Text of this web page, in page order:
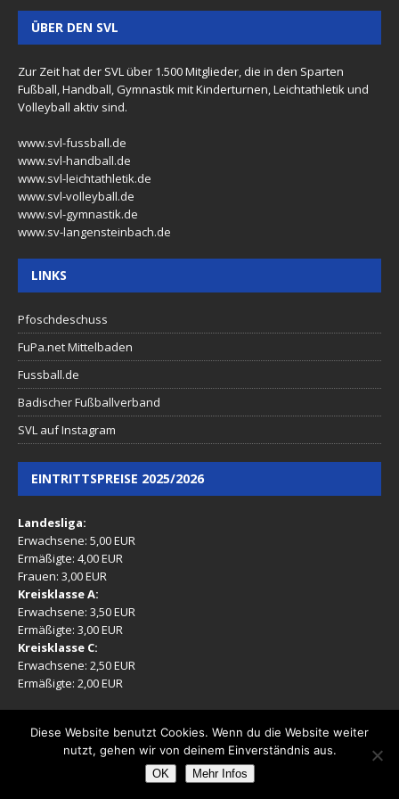
ÜBER DEN SVL
Zur Zeit hat der SVL über 1.500 Mitglieder, die in den Sparten
Fußball, Handball, Gymnastik mit Kinderturnen, Leichtathletik und
Volleyball aktiv sind.
www.svl-fussball.de
www.svl-handball.de
www.svl-leichtathletik.de
www.svl-volleyball.de
www.svl-gymnastik.de
www.sv-langensteinbach.de
LINKS
Pfoschdeschuss
FuPa.net Mittelbaden
Fussball.de
Badischer Fußballverband
SVL auf Instagram
EINTRITTSPREISE 2025/2026
Landesliga:
Erwachsene: 5,00 EUR
Ermäßigte: 4,00 EUR
Frauen: 3,00 EUR
Kreisklasse A:
Erwachsene: 3,50 EUR
Ermäßigte: 3,00 EUR
Kreisklasse C:
Erwachsene: 2,50 EUR
Ermäßigte: 2,00 EUR
SV 1899 Langensteinbach e.V.
Diese Website benutzt Cookies. Wenn du die Website weiter
nutzt, gehen wir von deinem Einverständnis aus.
OK Mehr Infos